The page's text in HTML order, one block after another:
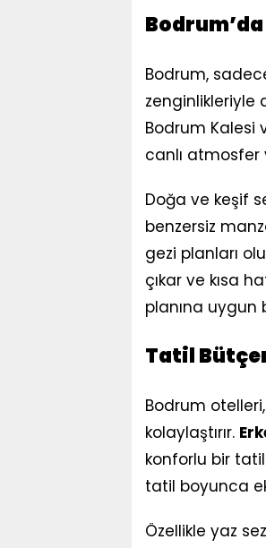
Bodrum,
zenginlikleriyle
Bodrum Kalesi
canlı atmosfer
Doğa ve keşif
benzersiz
gezi planları
çıkar ve kısa
planına uygun
Tatil
Bodrum
kolaylaştırır.
konforlu bir tatil
tatil boyunca
Özellikle yaz